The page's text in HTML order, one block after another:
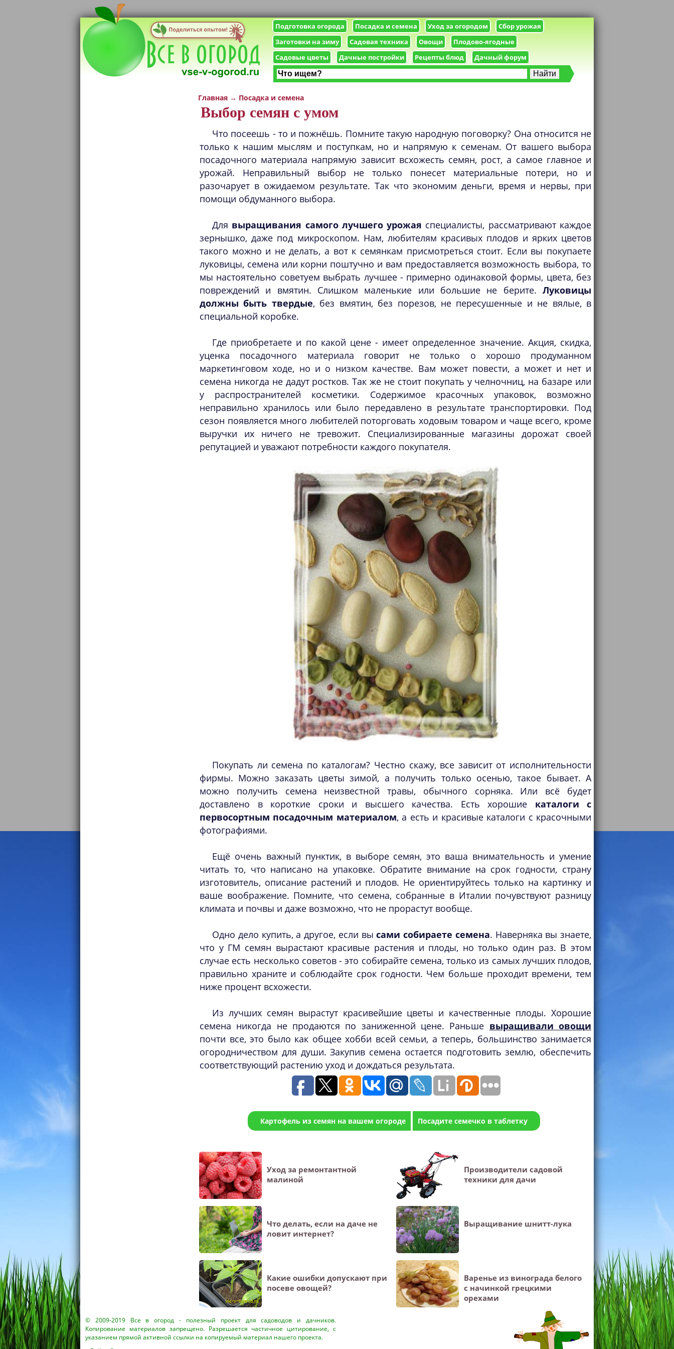
Подготовка огорода Посадка и семена Уход за огородом
Сбор урожая
Заготовки на зиму
Садовая техника Овощи
Плодово-ягодные
Садовые цветы
Дачные постройки Рецепты блюд Дачный форум
Главная → Посадка и семена
Выбор семян с умом
Что посеешь - то и пожнёшь. Помните такую народную поговорку? Она относится не
только к нашим мыслям и поступкам, но и напрямую к семенам. От вашего выбора
посадочного материала напрямую зависит всхожесть семян, рост, а самое главное и
урожай. Неправильный выбор не только понесет материальные потери, но и
разочарует в ожидаемом результате. Так что экономим деньги, время и нервы, при
помощи обдуманного выбора.
Для выращивания самого лучшего урожая специалисты, рассматривают каждое
зернышко, даже под микроскопом. Нам, любителям красивых плодов и ярких цветов
такого можно и не делать, а вот к семянкам присмотреться стоит. Если вы покупаете
луковицы, семена или корни поштучно и вам предоставляется возможность выбора, то
мы настоятельно советуем выбрать лучшее - примерно одинаковой формы, цвета, без
повреждений и вмятин. Слишком маленькие или большие не берите. Луковицы
должны быть твердые, без вмятин, без порезов, не пересушенные и не вялые, в
специальной коробке.
Где приобретаете и по какой цене - имеет определенное значение. Акция, скидка,
уценка посадочного материала говорит не только о хорошо продуманном
маркетинговом ходе, но и о низком качестве. Вам может повести, а может и нет и
семена никогда не дадут ростков. Так же не стоит покупать у челночниц, на базаре или
у распространителей косметики. Содержимое красочных упаковок, возможно
неправильно хранилось или было передавлено в результате транспортировки. Под
сезон появляется много любителей поторговать ходовым товаром и чаще всего, кроме
выручки их ничего не тревожит. Специализированные магазины дорожат своей
репутацией и уважают потребности каждого покупателя.
Покупать ли семена по каталогам? Честно скажу, все зависит от исполнительности
фирмы. Можно заказать цветы зимой, а получить только осенью, такое бывает. А
можно получить семена неизвестной травы, обычного сорняка. Или всё будет
доставлено в короткие сроки и высшего качества. Есть хорошие каталоги с
первосортным посадочным материалом, а есть и красивые каталоги с красочными
фотографиями.
Ещё очень важный пунктик, в выборе семян, это ваша внимательность и умение
читать то, что написано на упаковке. Обратите внимание на срок годности, страну
изготовитель, описание растений и плодов. Не ориентируйтесь только на картинку и
ваше воображение. Помните, что семена, собранные в Италии почувствуют разницу
климата и почвы и даже возможно, что не прорастут вообще.
Одно дело купить, а другое, если высами собираете семена. Наверняка вы знаете,
что у ГМ семян вырастают красивые растения и плоды, но только один раз. В этом
случае есть несколько советов - это собирайте семена, только из самых лучших плодов,
правильно храните и соблюдайте срок годности. Чем больше проходит времени, тем
ниже процент всхожести.
Из лучших семян вырастут красивейшие цветы и качественные плоды. Хорошие
семена никогда не продаются по заниженной цене. Раньше выращивали овощи
почти все, это было как общее хобби всей семьи, а теперь, большинство занимается
огородничеством для души. Закупив семена остается подготовить землю, обеспечить
соответствующий растению уход и дождаться результата.
Картофель из семян на вашем огороде Посадите семечко в таблетку
Уход за ремонтантной
малиной
Производители садовой
техники для дачи
Что делать, если на даче не
ловит интернет?
Выращивание шнитт-лука
Какие ошибки допускают при
посеве овощей?
Варенье из винограда белого
с начинкой грецкими
орехами
© 2009-2019 Все в огород - полезный проект для садоводов и дачников.
Копирование материалов запрещено. Разрешается частичное цитирование, с
указанием прямой активной ссылки на копируемый материал нашего проекта.